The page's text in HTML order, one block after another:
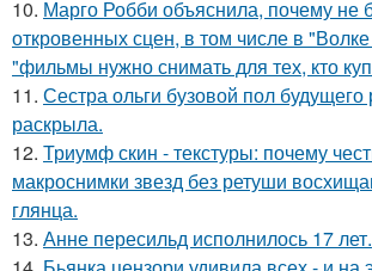
10. Марго Робби объяснила, почему не
откровенных сцен, в том числе в
"фильмы нужно снимать для тех, кто
11. Сестра ольги бузовой пол будущего
раскрыла.
12. Триумф скин - текстуры: почему
макроснимки звезд без ретуши
глянца.
13. Анне пересильд исполнилось 17 лет.